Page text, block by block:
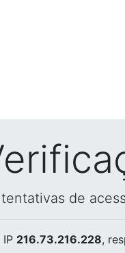
de
216.73.216.228,